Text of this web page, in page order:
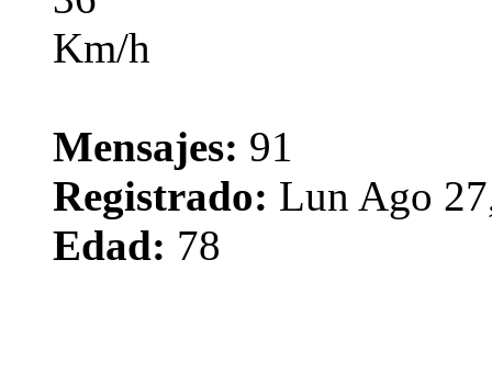
Mensajes: 91
Registrado: Lun Ago
Edad: 78